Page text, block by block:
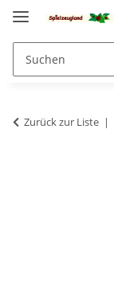
Zurück zur Liste